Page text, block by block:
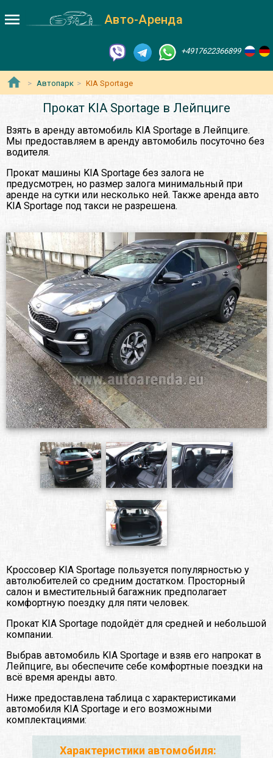
Авто-Аренда
+4917622366899
Автопарк KIA Sportage
Прокат KIA Sportage в Лейпциге
Взять в аренду автомобиль KIA Sportage в Лейпциге.
Мы предоставляем в аренду автомобиль посуточно без
водителя.
Прокат машины KIA Sportage без залога не
предусмотрен, но размер залога минимальный при
аренде на сутки или несколько ней. Также аренда авто
KIA Sportage под такси не разрешена.
Кроссовер KIA Sportage пользуется популярностью у
автолюбителей со средним достатком. Просторный
салон и вместительный багажник предполагает
комфортную поездку для пяти человек.
Прокат KIA Sportage подойдёт для средней и небольшой
компании.
Выбрав автомобиль KIA Sportage и взяв его напрокат в
Лейпциге, вы обеспечите себе комфортные поездки на
всё время аренды авто.
Ниже предоставлена таблица с характеристиками
автомобиля KIA Sportage и его возможными
комплектациями:
Характеристики автомобиля: